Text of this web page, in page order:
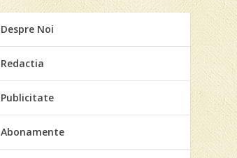
Despre Noi
Redactia
Publicitate
Abonamente